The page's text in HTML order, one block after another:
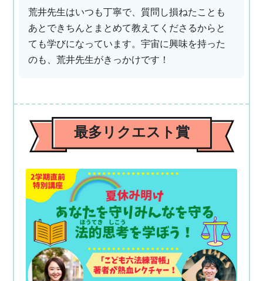
荒井先生はいつも丁寧で、質問し損ねたことも
あとできちんとまとめて教えてくださるからと
ても学びになっています。宇宙に興味を持った
のも、荒井先生がきっかけです！
最多リクエスト賞